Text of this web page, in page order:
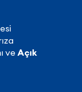
ve Açık